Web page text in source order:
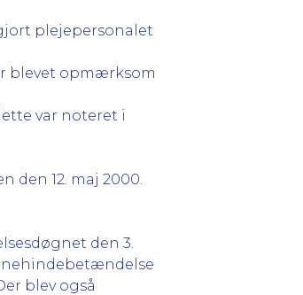
plejepersonalet
blevet opmærksom
var noteret i
den 12. maj 2000.
den 3.
blev også